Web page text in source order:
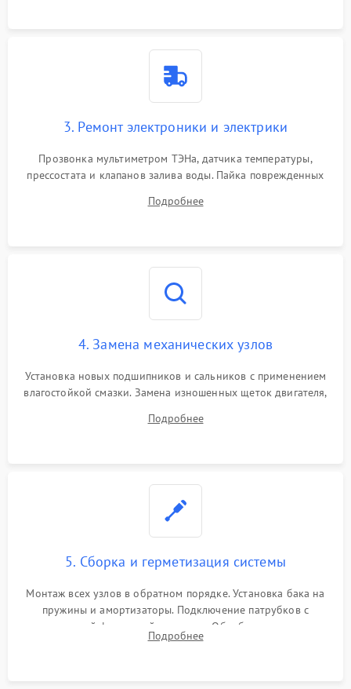
3. Ремонт электроники и электрики
Прозвонка мультиметром ТЭНа, датчика температуры,
прессостата и клапанов залива воды. Пайка поврежденных
Восстановление целостности проводки и контактов.
Подробнее
4. Замена механических узлов
Установка новых подшипников и сальников с применением
влагостойкой смазки. Замена изношенных щеток двигателя,
или поврежденной резиновой манжеты.
Подробнее
5. Сборка и герметизация системы
Монтаж всех узлов в обратном порядке. Установка бака на
пружины и амортизаторы. Подключение патрубков с
надежной фиксацией хомутами. Обработка стыков
герметиком для предотвращения возможных протечек воды.
Подробнее